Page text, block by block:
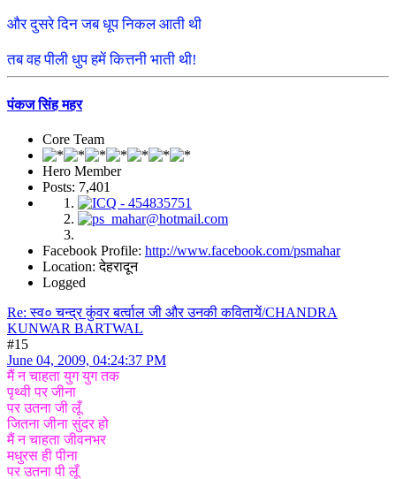
और दुसरे दिन जब धूप निकल आती थी
तब वह पीली धुप हमें कित्तनी भाती थी!
पंकज सिंह महर
Core Team
Hero Member
Posts: 7,401
Facebook Profile: http://www.facebook.com/psmahar
Location: देहरादून
Logged
Re: स्व० चन्द्र कुंवर बर्त्वाल जी और उनकी कवितायें/CHANDRA
KUNWAR BARTWAL
#15
June 04, 2009, 04:24:37 PM
मैं न चाहता युग युग तक
पृथ्वी पर जीना
पर उतना जी लूँ
जितना जीना सुंदर हो
मैं न चाहता जीवनभर
मधुरस ही पीना
पर उतना पी लूँ